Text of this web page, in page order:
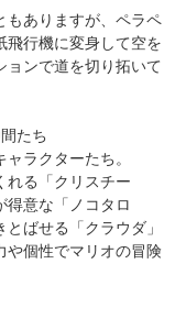
もありますが、ペラペ
飛行機に変身して空を
ョンで道を切り拓いて
たち
ラクターたち。
れる「クリスチー
得意な「ノコタロ
ばせる「クラウダ」
や個性でマリオの冒険